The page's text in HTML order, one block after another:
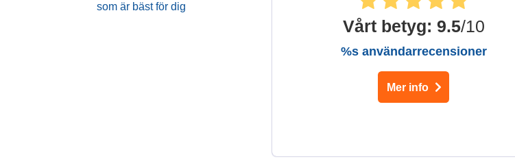
som är bäst för dig
Vårt betyg: 9.5/10
%s användarrecensioner
Mer info